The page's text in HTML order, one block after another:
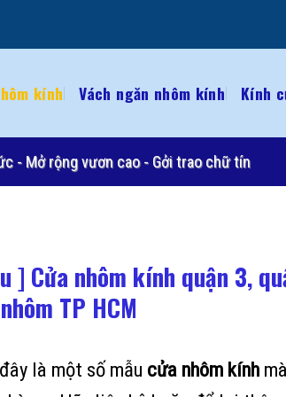
kính Vách ngăn nhôm kính Kính
- Mở rộng vươn cao - Gởi trao chữ tín
] Cửa nhôm kính quận 3,
TP HCM
là một số mẫu cửa nhôm kính